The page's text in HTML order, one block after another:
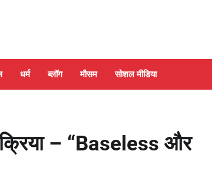
धर्म ब्लॉग मौसम सोशल मीडिया
– “Baseless और